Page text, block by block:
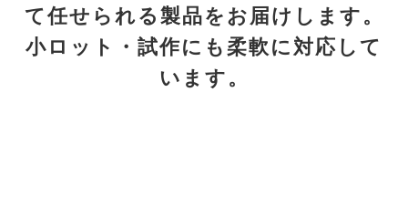
て任せられる製品をお届けします。
小ロット・試作にも柔軟に対応して
います。